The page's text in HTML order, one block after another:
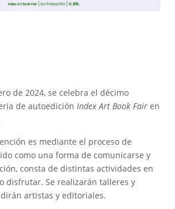
de 2024, se celebra el décimo
de autoedición Index Art Book Fair en
es mediante el proceso de
como una forma de comunicarse y
consta de distintas actividades en
disfrutar. Se realizarán talleres y
artistas y editoriales.